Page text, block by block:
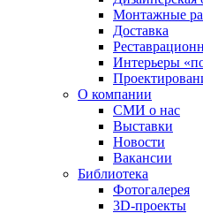
Монтажные
Доставка
Интерьеры
О компании
СМИ о нас
Выставки
Новости
Вакансии
Библиотека
Фотогалерея
3D-проекты